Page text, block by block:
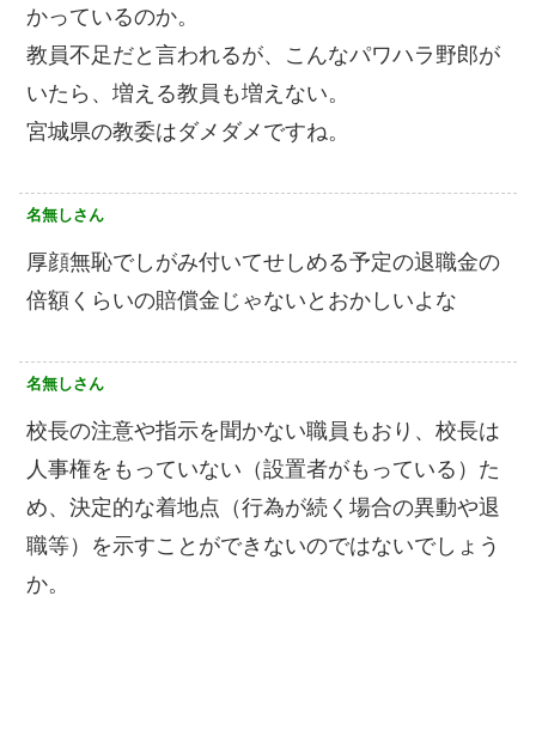
かっているのか。
教員不足だと言われるが、こんなパワハラ野郎が
いたら、増える教員も増えない。
宮城県の教委はダメダメですね。
名無しさん
厚顔無恥でしがみ付いてせしめる予定の退職金の
倍額くらいの賠償金じゃないとおかしいよな
名無しさん
校長の注意や指示を聞かない職員もおり、校長は
人事権をもっていない（設置者がもっている）た
め、決定的な着地点（行為が続く場合の異動や退
職等）を示すことができないのではないでしょう
か。